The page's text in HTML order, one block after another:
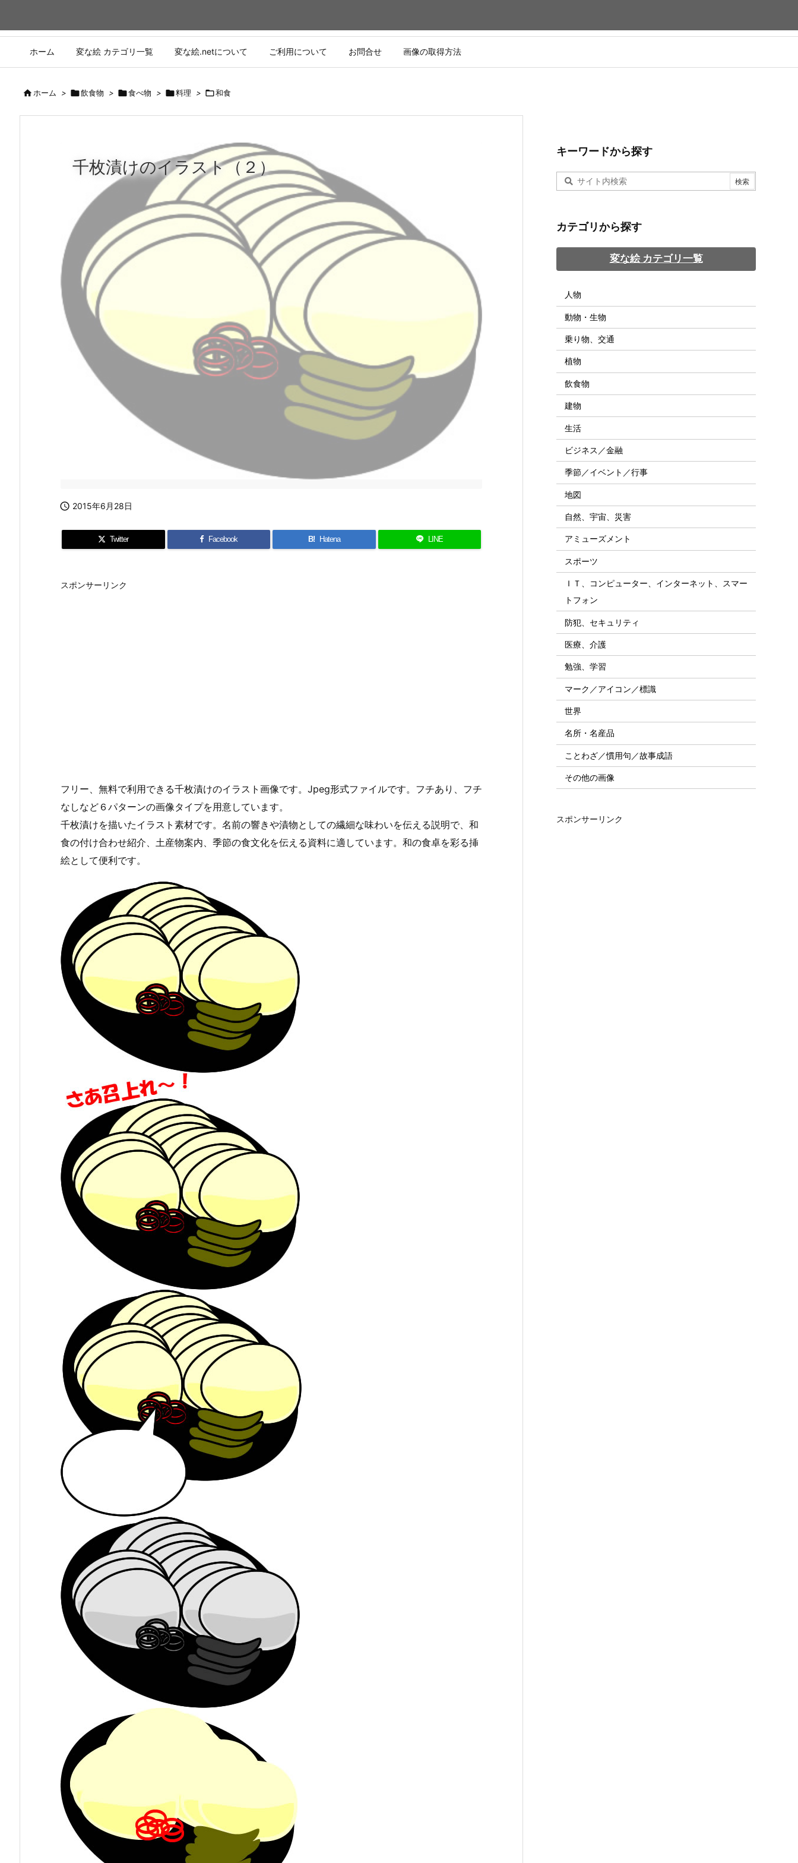
ホーム 変な絵 カテゴリ一覧 変な絵.netについて ご利用について お問合せ 画像の取得方法
ホーム > 飲食物 > 食べ物 > 料理 > 和食
千枚漬けのイラスト（２）
 2015年6月28日
Twitter Facebook B! Hatena LINE
スポンサーリンク
フリー、無料で利用できる千枚漬けのイラスト画像です。Jpeg形式ファイルです。フチあり、フチ
なしなど６パターンの画像タイプを用意しています。
千枚漬けを描いたイラスト素材です。名前の響きや漬物としての繊細な味わいを伝える説明で、和
食の付け合わせ紹介、土産物案内、季節の食文化を伝える資料に適しています。和の食卓を彩る挿
絵として便利です。
キーワードから探す
カテゴリから探す
変な絵 カテゴリ一覧
人物
動物・生物
乗り物、交通
植物
飲食物
建物
生活
ビジネス／金融
季節／イベント／行事
地図
自然、宇宙、災害
アミューズメント
スポーツ
ＩＴ、コンピューター、インターネット、スマー
トフォン
防犯、セキュリティ
医療、介護
勉強、学習
マーク／アイコン／標識
世界
名所・名産品
ことわざ／慣用句／故事成語
その他の画像
スポンサーリンク